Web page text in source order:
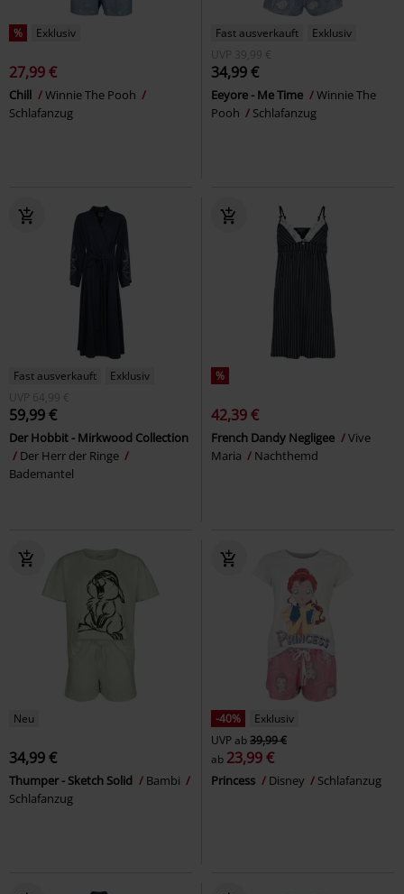
% Exklusiv
27,99 €
Chill
Winnie The Pooh
Schlafanzug
Fast ausverkauft
Exklusiv
UVP
39,99 €
34,99 €
Eeyore - Me Time
Winnie The
Pooh
Schlafanzug
Fast ausverkauft
Exklusiv
UVP
64,99 €
59,99 €
Der Hobbit - Mirkwood Collection
Der Herr der Ringe
Bademantel
%
42,39 €
French Dandy Negligee
Vive
Maria
Nachthemd
Neu
34,99 €
Thumper - Sketch Solid
Bambi
Schlafanzug
-40%
Exklusiv
UVPab39,99 €
ab 23,99 €
Princess Disney Schlafanzug